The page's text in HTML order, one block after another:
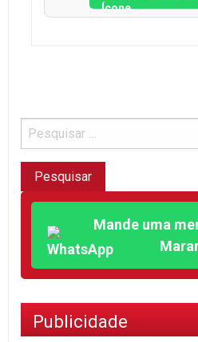
Mande uma
Publicidade